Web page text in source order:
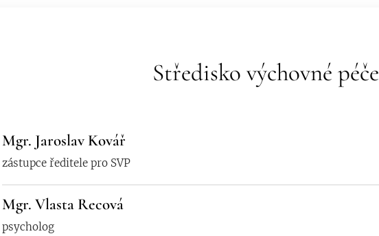
Středisko výchovné péče
Mgr. Jaroslav Kovář
zástupce ředitele pro SVP
Mgr. Vlasta Recová
psycholog